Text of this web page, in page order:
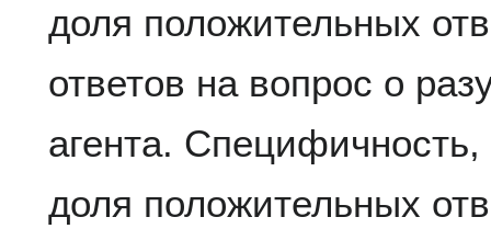
доля положительных
ответов на вопрос о
агента.
доля положительных